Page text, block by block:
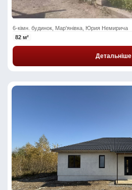
6-кімн. будинок, Мар'янівка, Юрия Немирича
82 м²
Детальніше